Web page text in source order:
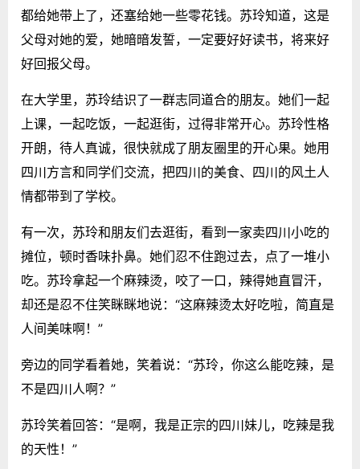
都给她带上了，还塞给她一些零花钱。苏玲知道，这是
父母对她的爱，她暗暗发誓，一定要好好读书，将来好
好回报父母。
在大学里，苏玲结识了一群志同道合的朋友。她们一起
上课，一起吃饭，一起逛街，过得非常开心。苏玲性格
开朗，待人真诚，很快就成了朋友圈里的开心果。她用
四川方言和同学们交流，把四川的美食、四川的风土人
情都带到了学校。
有一次，苏玲和朋友们去逛街，看到一家卖四川小吃的
摊位，顿时香味扑鼻。她们忍不住跑过去，点了一堆小
吃。苏玲拿起一个麻辣烫，咬了一口，辣得她直冒汗，
却还是忍不住笑眯眯地说：“这麻辣烫太好吃啦，简直是
人间美味啊！”
旁边的同学看着她，笑着说：“苏玲，你这么能吃辣，是
不是四川人啊？”
苏玲笑着回答：“是啊，我是正宗的四川妹儿，吃辣是我
的天性！”